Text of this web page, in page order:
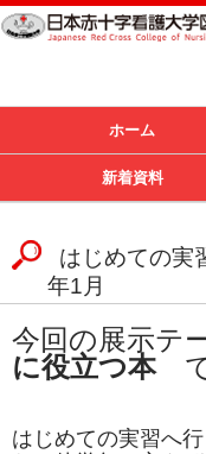
ホーム
新着資料
はじめての
年1月
今回の展示テ
に役立つ本
はじめての実習へ